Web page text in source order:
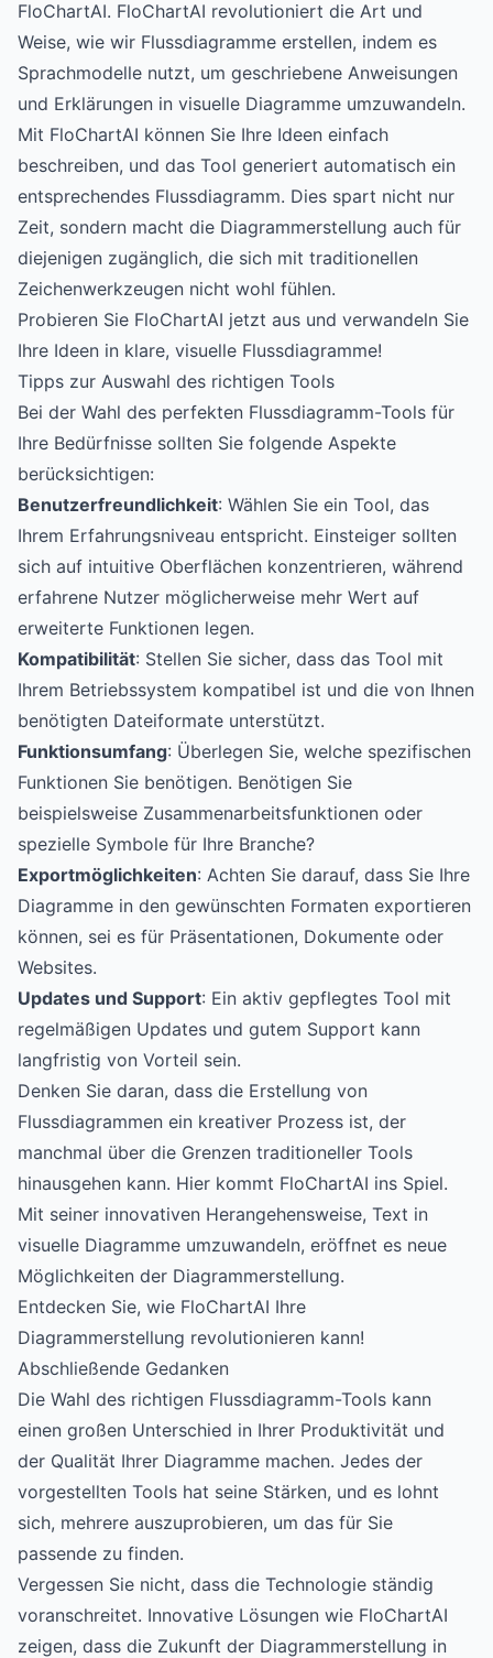
FloChartAI. FloChartAI revolutioniert die Art und
Weise, wie wir Flussdiagramme erstellen, indem es
Sprachmodelle nutzt, um geschriebene Anweisungen
und Erklärungen in visuelle Diagramme umzuwandeln.
Mit FloChartAI können Sie Ihre Ideen einfach
beschreiben, und das Tool generiert automatisch ein
entsprechendes Flussdiagramm. Dies spart nicht nur
Zeit, sondern macht die Diagrammerstellung auch für
diejenigen zugänglich, die sich mit traditionellen
Zeichenwerkzeugen nicht wohl fühlen.
Probieren Sie FloChartAI jetzt aus und verwandeln Sie
Ihre Ideen in klare, visuelle Flussdiagramme!
Tipps zur Auswahl des richtigen Tools
Bei der Wahl des perfekten Flussdiagramm-Tools für
Ihre Bedürfnisse sollten Sie folgende Aspekte
berücksichtigen:
Benutzerfreundlichkeit: Wählen Sie ein Tool, das
Ihrem Erfahrungsniveau entspricht. Einsteiger sollten
sich auf intuitive Oberflächen konzentrieren, während
erfahrene Nutzer möglicherweise mehr Wert auf
erweiterte Funktionen legen.
Kompatibilität: Stellen Sie sicher, dass das Tool mit
Ihrem Betriebssystem kompatibel ist und die von Ihnen
benötigten Dateiformate unterstützt.
Funktionsumfang: Überlegen Sie, welche spezifischen
Funktionen Sie benötigen. Benötigen Sie
beispielsweise Zusammenarbeitsfunktionen oder
spezielle Symbole für Ihre Branche?
Exportmöglichkeiten: Achten Sie darauf, dass Sie Ihre
Diagramme in den gewünschten Formaten exportieren
können, sei es für Präsentationen, Dokumente oder
Websites.
Updates und Support: Ein aktiv gepflegtes Tool mit
regelmäßigen Updates und gutem Support kann
langfristig von Vorteil sein.
Denken Sie daran, dass die Erstellung von
Flussdiagrammen ein kreativer Prozess ist, der
manchmal über die Grenzen traditioneller Tools
hinausgehen kann. Hier kommt FloChartAI ins Spiel.
Mit seiner innovativen Herangehensweise, Text in
visuelle Diagramme umzuwandeln, eröffnet es neue
Möglichkeiten der Diagrammerstellung.
Entdecken Sie, wie FloChartAI Ihre
Diagrammerstellung revolutionieren kann!
Abschließende Gedanken
Die Wahl des richtigen Flussdiagramm-Tools kann
einen großen Unterschied in Ihrer Produktivität und
der Qualität Ihrer Diagramme machen. Jedes der
vorgestellten Tools hat seine Stärken, und es lohnt
sich, mehrere auszuprobieren, um das für Sie
passende zu finden.
Vergessen Sie nicht, dass die Technologie ständig
voranschreitet. Innovative Lösungen wie FloChartAI
zeigen, dass die Zukunft der Diagrammerstellung in